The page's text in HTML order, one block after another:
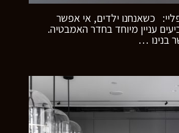
כשאנחנו ילדים, אי אפשר
עניין מיוחד בחדר האמבטיה.
…